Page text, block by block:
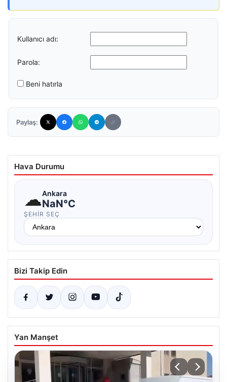
Kullanıcı adı:
Parola:
Beni hatırla
Paylaş:
Hava Durumu
☁Ankara
NaN°C
ŞEHIR SEÇ
Bizi Takip Edin
Yan Manşet